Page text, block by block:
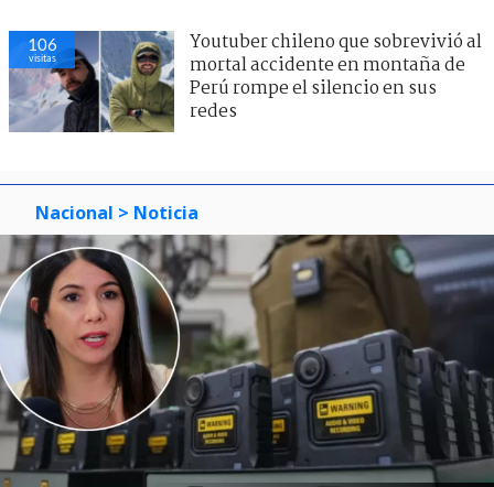
106
visitas
Youtuber chileno que sobrevivió al
mortal accidente en montaña de
Perú rompe el silencio en sus
redes
Nacional > Noticia